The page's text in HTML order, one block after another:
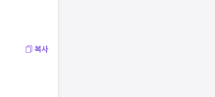
복사